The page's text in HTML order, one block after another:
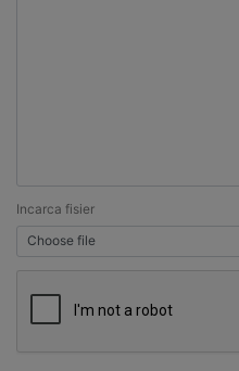
Incarca fisier
Choose file